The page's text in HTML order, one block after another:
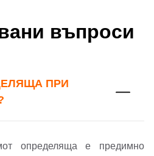
въпроси
ПРИ
определяща е предимно
стигна до нас. Ще